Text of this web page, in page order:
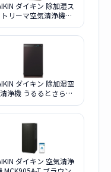
ダイキン 除加湿ス
トリーマ空気清浄機
ダイキン 除加湿空
浄機 うるるとさらら
ダイキン 空気清浄